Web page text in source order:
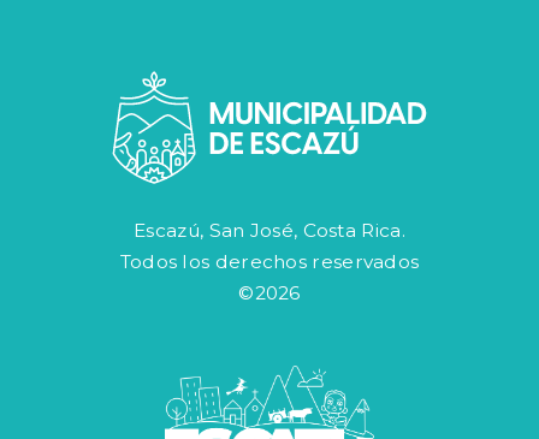
Escazú, San José, Costa Rica.
Todos los derechos reservados
©2026